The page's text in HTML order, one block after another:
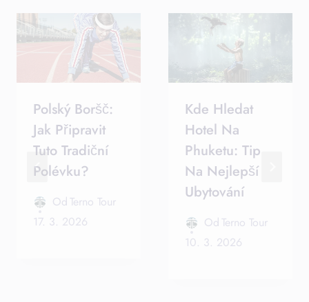
Polský Boršč:
Jak Připravit
Tuto Tradiční
Polévku?
Od Terno Tour
17. 3. 2026
Kde Hledat
Hotel Na
Phuketu: Tip
Na Nejlepší
Ubytování
Od Terno Tour
10. 3. 2026